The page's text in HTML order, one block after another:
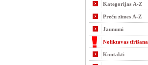
Kategorijas A-Z
Preču zīmes A-Z
Jaunumi
Noliktavas tīrīšana
Kontakti